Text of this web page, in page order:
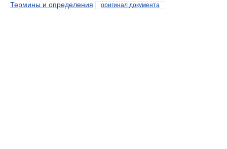
Термины и определения
оригинал документа